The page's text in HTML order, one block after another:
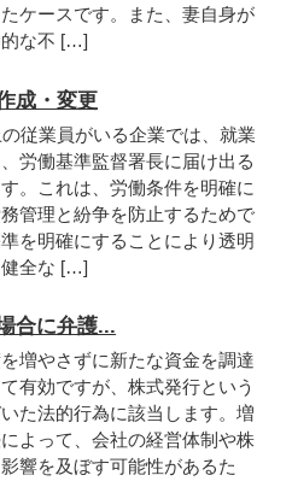
ケースです。また、妻自身が
な不 […]
成・変更
従業員がいる企業では、就業
労働基準監督署長に届け出る
。これは、労働条件を明確に
管理と紛争を防止するためで
を明確にすることにより透明
全な […]
合に弁護...
増やさずに新たな資金を調達
有効ですが、株式発行という
た法的行為に該当します。増
よって、会社の経営体制や株
響を及ぼす可能性があるた